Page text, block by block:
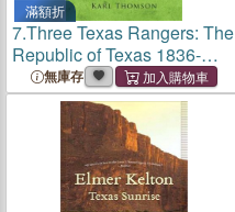
滿額折
7.Three Texas Rangers: The
Republic of Texas 1836-
1845無庫存